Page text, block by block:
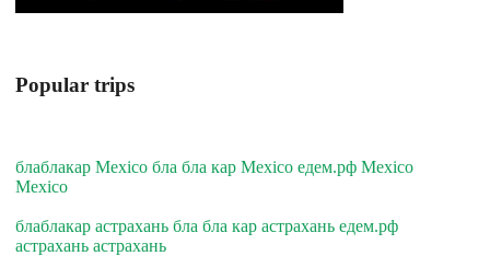
Popular trips
блаблакар Mexico бла бла кар Mexico едем.рф Mexico
Mexico
блаблакар астрахань бла бла кар астрахань едем.рф
астрахань астрахань